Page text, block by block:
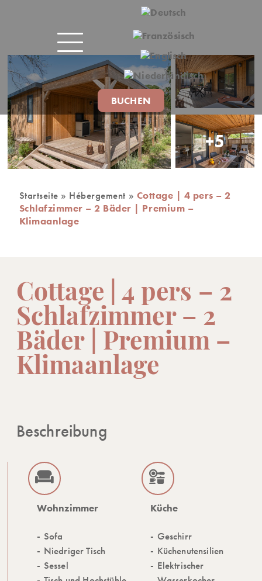
BUCHEN
+5
Startseite » Hébergement » Cottage | 4 pers – 2
Schlafzimmer – 2 Bäder | Premium –
Klimaanlage
Cottage | 4 pers – 2
Schlafzimmer – 2
Bäder | Premium –
Klimaanlage
Beschreibung
Wohnzimmer
Sofa
Niedriger Tisch
Sessel
Küche
Geschirr
Küchenutensilien
Elektrischer